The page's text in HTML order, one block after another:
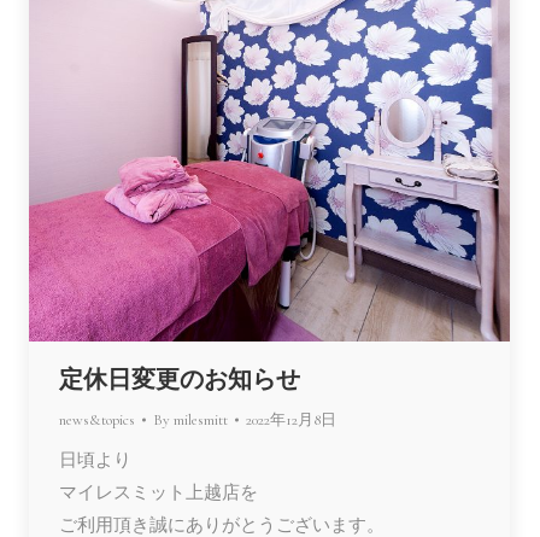
定休日変更のお知らせ
news&topics By milesmitt 2022年12月8日
日頃より
マイレスミット上越店を
ご利用頂き誠にありがとうございます。